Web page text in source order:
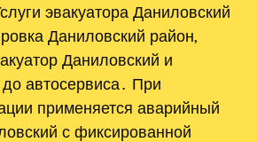
эвакуатора Даниловский
Даниловский район,
Даниловский и
автосервиса․ При
применяется аварийный
с фиксированной